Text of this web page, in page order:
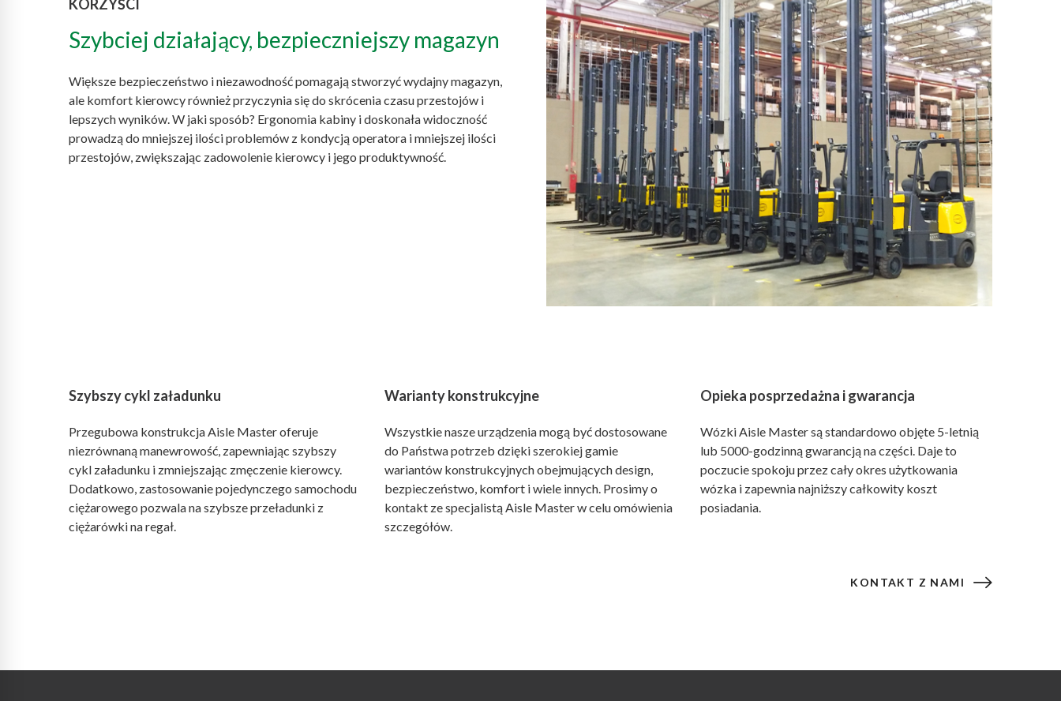
KORZYŚCI
Szybciej działający, bezpieczniejszy magazyn
Większe bezpieczeństwo i niezawodność pomagają stworzyć wydajny magazyn,
ale komfort kierowcy również przyczynia się do skrócenia czasu przestojów i
lepszych wyników. W jaki sposób? Ergonomia kabiny i doskonała widoczność
prowadzą do mniejszej ilości problemów z kondycją operatora i mniejszej ilości
przestojów, zwiększając zadowolenie kierowcy i jego produktywność.
Szybszy cykl załadunku
Przegubowa konstrukcja Aisle Master oferuje
niezrównaną manewrowość, zapewniając szybszy
cykl załadunku i zmniejszając zmęczenie kierowcy.
Dodatkowo, zastosowanie pojedynczego samochodu
ciężarowego pozwala na szybsze przeładunki z
ciężarówki na regał.
Warianty konstrukcyjne
Wszystkie nasze urządzenia mogą być dostosowane
do Państwa potrzeb dzięki szerokiej gamie
wariantów konstrukcyjnych obejmujących design,
bezpieczeństwo, komfort i wiele innych. Prosimy o
kontakt ze specjalistą Aisle Master w celu omówienia
szczegółów.
Opieka posprzedażna i gwarancja
Wózki Aisle Master są standardowo objęte 5-letnią
lub 5000-godzinną gwarancją na części. Daje to
poczucie spokoju przez cały okres użytkowania
wózka i zapewnia najniższy całkowity koszt
posiadania.
KONTAKT Z NAMI